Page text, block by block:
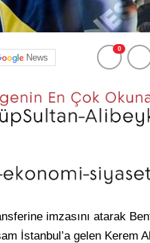
News
0
imzasını atarak
İstanbul’a gelen Kerem